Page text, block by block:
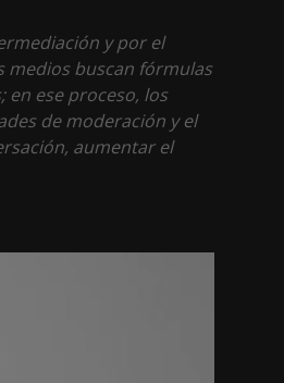
y por el
medios buscan fórmulas
ese proceso, los
de moderación y el
aumentar el